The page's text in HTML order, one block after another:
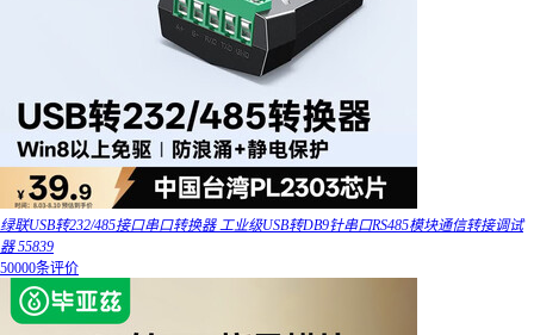
绿联USB转232/485接口串口转换器 工业级USB转DB9针串口RS485模块通信转接调试
器 55839
50000条评价